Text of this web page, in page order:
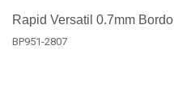
Rapid Versatil 0.7mm Bordo
BP951-2807